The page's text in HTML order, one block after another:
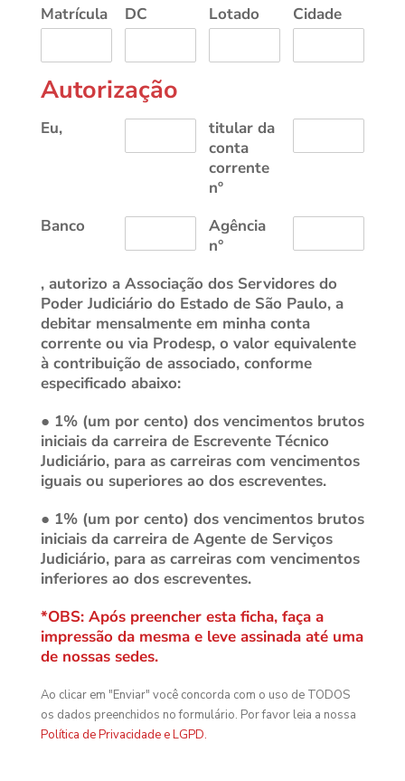
Matrícula DC Lotado Cidade
Autorização
Eu,
titular da
conta
corrente
nº
Banco
Agência
n°
, autorizo a Associação dos Servidores do
Poder Judiciário do Estado de São Paulo, a
debitar mensalmente em minha conta
corrente ou via Prodesp, o valor equivalente
à contribuição de associado, conforme
especificado abaixo:
● 1% (um por cento) dos vencimentos brutos
iniciais da carreira de Escrevente Técnico
Judiciário, para as carreiras com vencimentos
iguais ou superiores ao dos escreventes.
● 1% (um por cento) dos vencimentos brutos
iniciais da carreira de Agente de Serviços
Judiciário, para as carreiras com vencimentos
inferiores ao dos escreventes.
*OBS: Após preencher esta ficha, faça a
impressão da mesma e leve assinada até uma
de nossas sedes.
Ao clicar em "Enviar" você concorda com o uso de TODOS
os dados preenchidos no formulário. Por favor leia a nossa
Política de Privacidade e LGPD.